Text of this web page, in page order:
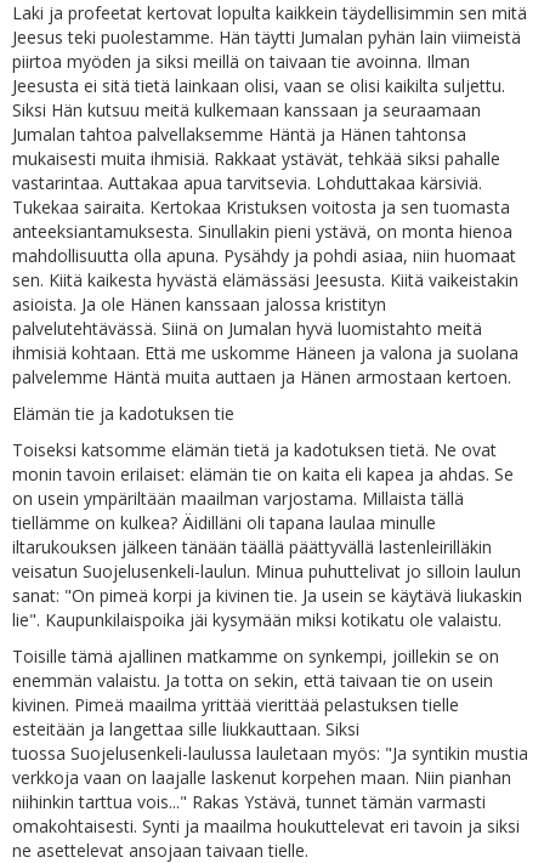
Laki ja profeetat kertovat lopulta kaikkein täydellisimmin sen mitä
Jeesus teki puolestamme. Hän täytti Jumalan pyhän lain viimeistä
piirtoa myöden ja siksi meillä on taivaan tie avoinna. Ilman
Jeesusta ei sitä tietä lainkaan olisi, vaan se olisi kaikilta suljettu.
Siksi Hän kutsuu meitä kulkemaan kanssaan ja seuraamaan
Jumalan tahtoa palvellaksemme Häntä ja Hänen tahtonsa
mukaisesti muita ihmisiä. Rakkaat ystävät, tehkää siksi pahalle
vastarintaa. Auttakaa apua tarvitsevia. Lohduttakaa kärsiviä.
Tukekaa sairaita. Kertokaa Kristuksen voitosta ja sen tuomasta
anteeksiantamuksesta. Sinullakin pieni ystävä, on monta hienoa
mahdollisuutta olla apuna. Pysähdy ja pohdi asiaa, niin huomaat
sen. Kiitä kaikesta hyvästä elämässäsi Jeesusta. Kiitä vaikeistakin
asioista. Ja ole Hänen kanssaan jalossa kristityn
palvelutehtävässä. Siinä on Jumalan hyvä luomistahto meitä
ihmisiä kohtaan. Että me uskomme Häneen ja valona ja suolana
palvelemme Häntä muita auttaen ja Hänen armostaan kertoen.
Elämän tie ja kadotuksen tie
Toiseksi katsomme elämän tietä ja kadotuksen tietä. Ne ovat
monin tavoin erilaiset: elämän tie on kaita eli kapea ja ahdas. Se
on usein ympäriltään maailman varjostama. Millaista tällä
tiellämme on kulkea? Äidilläni oli tapana laulaa minulle
iltarukouksen jälkeen tänään täällä päättyvällä lastenleirilläkin
veisatun Suojelusenkeli-laulun. Minua puhuttelivat jo silloin laulun
sanat: "On pimeä korpi ja kivinen tie. Ja usein se käytävä liukaskin
lie". Kaupunkilaispoika jäi kysymään miksi kotikatu ole valaistu.
Toisille tämä ajallinen matkamme on synkempi, joillekin se on
enemmän valaistu. Ja totta on sekin, että taivaan tie on usein
kivinen. Pimeä maailma yrittää vierittää pelastuksen tielle
esteitään ja langettaa sille liukkauttaan. Siksi
tuossa Suojelusenkeli-laulussa lauletaan myös: "Ja syntikin mustia
verkkoja vaan on laajalle laskenut korpehen maan. Niin pianhan
niihinkin tarttua vois..." Rakas Ystävä, tunnet tämän varmasti
omakohtaisesti. Synti ja maailma houkuttelevat eri tavoin ja siksi
ne asettelevat ansojaan taivaan tielle.